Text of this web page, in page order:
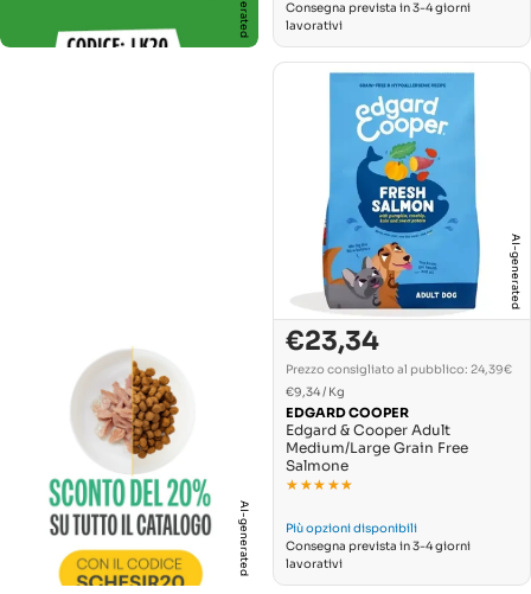
Consegna prevista in 3-4 giorni
lavorativi
AI-generated
AI-generated
Prezzo
normale
€23,34
Prezzo consigliato al pubblico: 24,39€
PREZZO
UNITARIO
€9,34/ Per
Kg
EDGARD COOPER
Edgard & Cooper Adult
Medium/Large Grain Free
Salmone
★★★★★
★★★★★
Più opzioni disponibili
Consegna prevista in 3-4 giorni
lavorativi